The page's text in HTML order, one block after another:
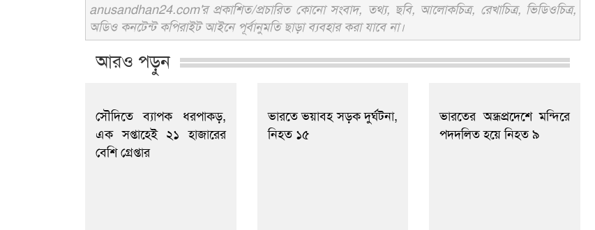
anusandhan24.com'র প্রকাশিত/প্রচারিত কোনো সংবাদ, তথ্য, ছবি, আলোকচিত্র, রেখাচিত্র, ভিডিওচিত্র,
অডিও কনটেন্ট কপিরাইট আইনে পূর্বানুমতি ছাড়া ব্যবহার করা যাবে না।
আরও পড়ুন
সৌদিতে ব্যাপক ধরপাকড়,
এক সপ্তাহেই ২১ হাজারের
বেশি গ্রেপ্তার
ভারতে ভয়াবহ সড়ক দুর্ঘটনা,
নিহত ১৫
ভারতের অন্ধ্রপ্রদেশে মন্দিরে
পদদলিত হয়ে নিহত ৯